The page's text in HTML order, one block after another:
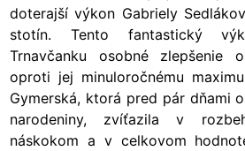
doterajší výkon Gabriely
stotín. Tento fantastický
Trnavčanku osobné zlepšenie
oproti jej minuloročnému
Gymerská, ktorá pred pár dňami
narodeniny, zvíťazila v
náskokom a v celkovom